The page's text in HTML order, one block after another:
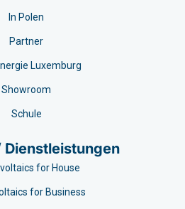
In Polen
Partner
Luxemburg
Showroom
Schule
Dienstleistungen
for House
for Business